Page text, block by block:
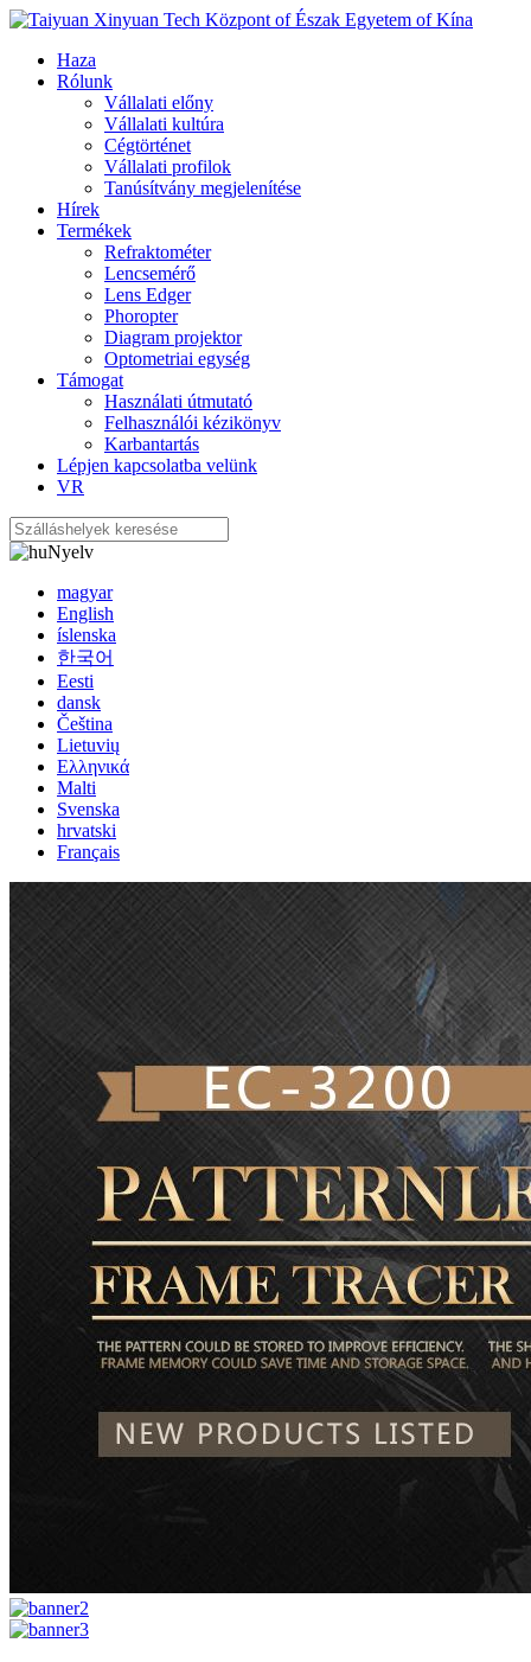
Haza
Rólunk
Vállalati előny
Vállalati kultúra
Cégtörténet
Vállalati profilok
Tanúsítvány megjelenítése
Hírek
Termékek
Refraktométer
Lencsemérő
Lens Edger
Phoropter
Diagram projektor
Optometriai egység
Támogat
Használati útmutató
Felhasználói kézikönyv
Karbantartás
Lépjen kapcsolatba velünk
VR
Nyelv
magyar
English
íslenska
한국어
Eesti
dansk
Čeština
Lietuvių
Ελληνικά
Malti
Svenska
hrvatski
Français